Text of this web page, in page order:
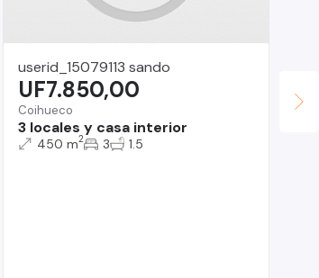
userid_15079113 sando
Coihueco
3 locales y casa interior
UF7.850,00
450 m2 3 1.5